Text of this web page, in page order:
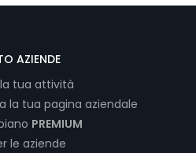
AZIENDE
tua attività
la tua pagina aziendale
PREMIUM
le aziende